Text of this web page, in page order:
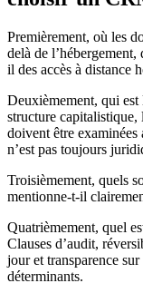
Premièrement, où les
delà de
il des accès à distance
Deuxièmement, qui
structure capitalistique,
doivent être
n’est pas toujours
Troisièmement, quels
mentionne-t-il
Quatrièmement, quel
Clauses d’audit,
jour et transparence
déterminants.